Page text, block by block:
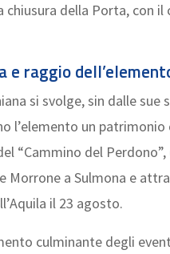
della Porta, con
e raggio
si svolge, sin dalle
l’elemento un
“Cammino del
Morrone a Sulmona e
il 23 agosto.
culminante degli